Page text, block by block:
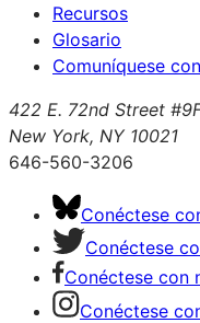
Recursos
Glosario
Comuníquese
422 E. 72nd Street
New York, NY 10021
646-560-3206
Conéctese
Conéctese
Conéctese con
Conéctese